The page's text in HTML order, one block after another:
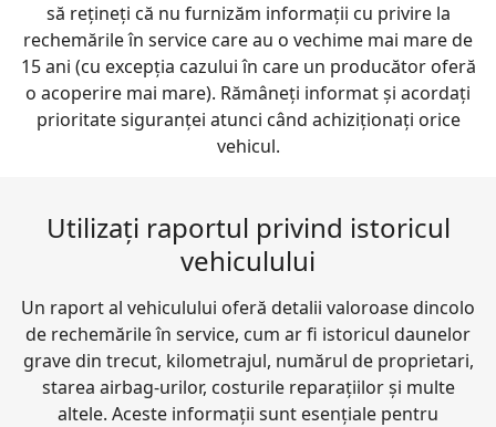
să rețineți că nu furnizăm informații cu privire la
rechemările în service care au o vechime mai mare de
15 ani (cu excepția cazului în care un producător oferă
o acoperire mai mare). Rămâneți informat și acordați
prioritate siguranței atunci când achiziționați orice
vehicul.
Utilizați raportul privind istoricul
vehiculului
Un raport al vehiculului oferă detalii valoroase dincolo
de rechemările în service, cum ar fi istoricul daunelor
grave din trecut, kilometrajul, numărul de proprietari,
starea airbag-urilor, costurile reparațiilor și multe
altele. Aceste informații sunt esențiale pentru